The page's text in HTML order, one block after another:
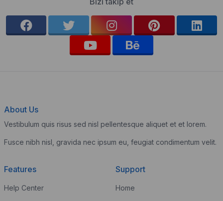
About Us
Vestibulum quis risus sed nisl pellentesque aliquet et et lorem.
Fusce nibh nisl, gravida nec ipsum eu, feugiat condimentum velit.
Features
Help Center
Support
Home